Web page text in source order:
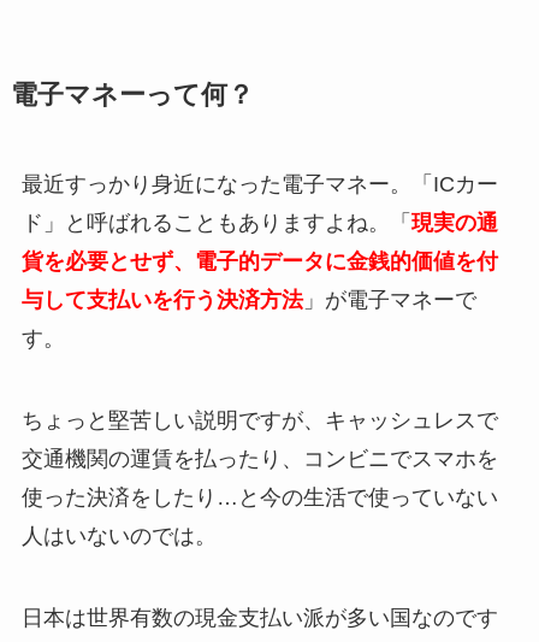
電子マネーって何？
最近すっかり身近になった電子マネー。「ICカー
ド」と呼ばれることもありますよね。「 現実の通
貨を必要とせず、電子的データに金銭的価値を付
与して支払いを行う決済方法」が電子マネーで
す。
ちょっと堅苦しい説明ですが、キャッシュレスで
交通機関の運賃を払ったり、コンビニでスマホを
使った決済をしたり…と今の生活で使っていない
人はいないのでは。
日本は世界有数の現金支払い派が多い国なのです